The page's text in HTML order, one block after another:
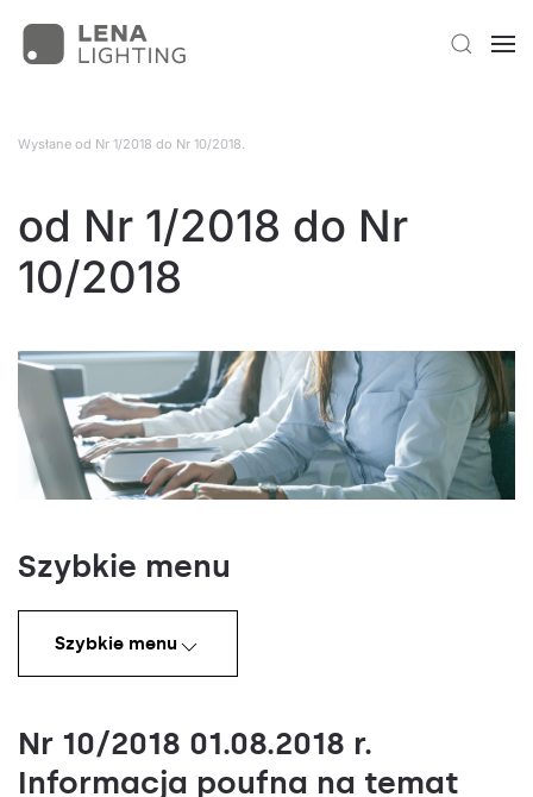
Wysłane od Nr 1/2018 do Nr 10/2018.
od Nr 1/2018 do Nr
10/2018
Szybkie menu
Szybkie menu
Nr 10/2018 01.08.2018 r.
Informacja poufna na temat